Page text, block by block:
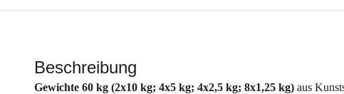
Beschreibung
Gewichte 60 kg (2x10 kg; 4x5 kg; 4x2,5 kg; 8x1,25 kg) aus